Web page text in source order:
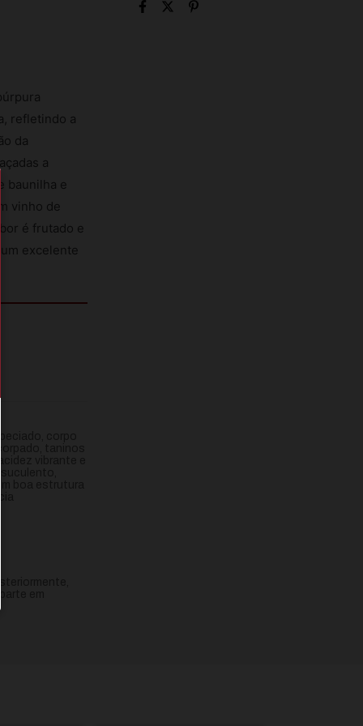
refletindo a
da
a
baunilha e
vinho de
é frutado e
excelente